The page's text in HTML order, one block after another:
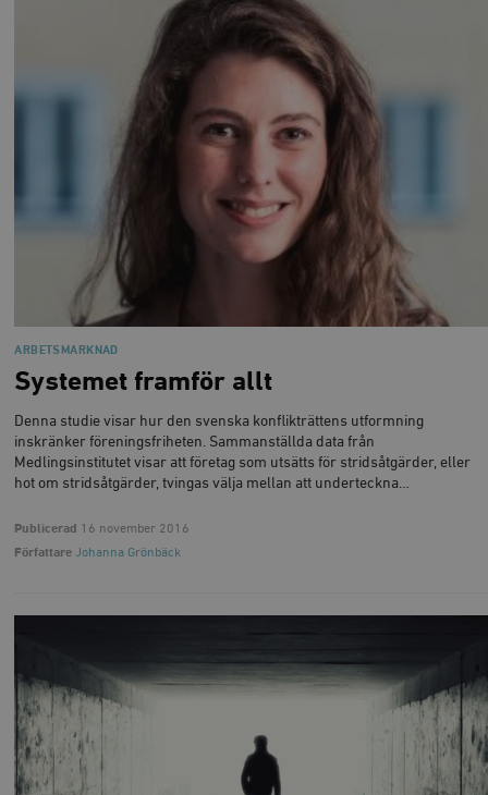
ARBETSMARKNAD
Systemet framför allt
Denna studie visar hur den svenska konflikträttens utformning
inskränker föreningsfriheten. Sammanställda data från
Medlingsinstitutet visar att företag som utsätts för stridsåtgärder, eller
hot om stridsåtgärder, tvingas välja mellan att underteckna…
Publicerad 16 november 2016
Författare Johanna Grönbäck